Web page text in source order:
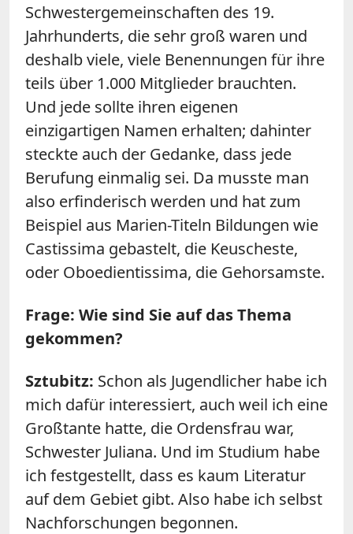
Schwestergemeinschaften des 19.
Jahrhunderts, die sehr groß waren und
deshalb viele, viele Benennungen für ihre
teils über 1.000 Mitglieder brauchten.
Und jede sollte ihren eigenen
einzigartigen Namen erhalten; dahinter
steckte auch der Gedanke, dass jede
Berufung einmalig sei. Da musste man
also erfinderisch werden und hat zum
Beispiel aus Marien-Titeln Bildungen wie
Castissima gebastelt, die Keuscheste,
oder Oboedientissima, die Gehorsamste.
Frage: Wie sind Sie auf das Thema
gekommen?
Sztubitz: Schon als Jugendlicher habe ich
mich dafür interessiert, auch weil ich eine
Großtante hatte, die Ordensfrau war,
Schwester Juliana. Und im Studium habe
ich festgestellt, dass es kaum Literatur
auf dem Gebiet gibt. Also habe ich selbst
Nachforschungen begonnen.